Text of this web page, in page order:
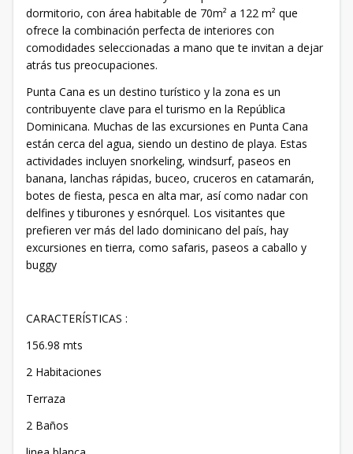
dormitorio, con área habitable de 70m² a 122 m² que
ofrece la combinación perfecta de interiores con
comodidades seleccionadas a mano que te invitan a dejar
atrás tus preocupaciones.
Punta Cana es un destino turístico y la zona es un
contribuyente clave para el turismo en la República
Dominicana. Muchas de las excursiones en Punta Cana
están cerca del agua, siendo un destino de playa. Estas
actividades incluyen snorkeling, windsurf, paseos en
banana, lanchas rápidas, buceo, cruceros en catamarán,
botes de fiesta, pesca en alta mar, así como nadar con
delfines y tiburones y esnórquel. Los visitantes que
prefieren ver más del lado dominicano del país, hay
excursiones en tierra, como safaris, paseos a caballo y
buggy
CARACTERÍSTICAS :
156.98 mts
2 Habitaciones
Terraza
2 Baños